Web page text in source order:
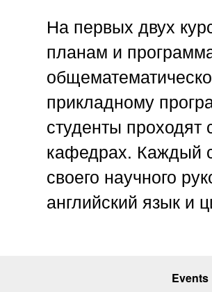
На первых двух
планам и
прикладному
студенты
кафедрах. Каждый
своего научного
английский язык и
Events